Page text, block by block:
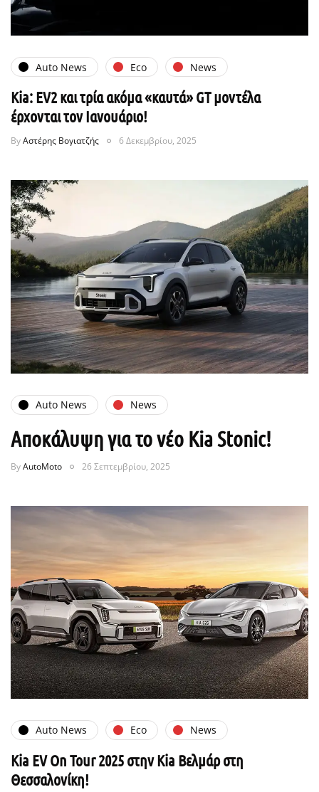
Auto News Eco News
Kia: EV2 και τρία ακόμα «καυτά» GT μοντέλα
έρχονται τον Ιανουάριο!
ByΑστέρης Βογιατζής 6 Δεκεμβρίου, 2025
Auto News News
Αποκάλυψη για το νέο Kia Stonic!
ByAutoMoto 26 Σεπτεμβρίου, 2025
Auto News Eco News
Kia EV On Tour 2025 στην Kia Βελμάρ στη
Θεσσαλονίκη!